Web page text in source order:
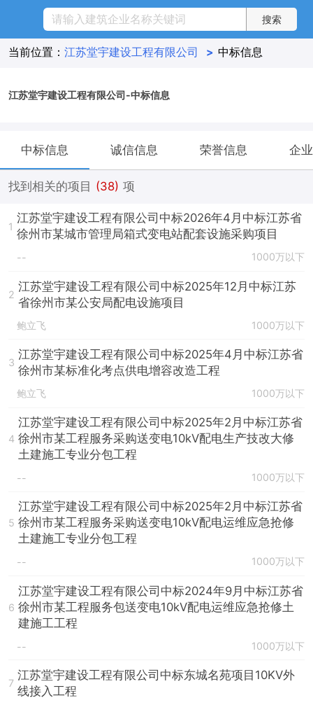
当前位置： 江苏堂宇建设工程有限公司 > 中标信息
江苏堂宇建设工程有限公司-中标信息
中标信息 诚信信息 荣誉信息 企
找到相关的项目 (38) 项
1
江苏堂宇建设工程有限公司中标2026年4月中标江苏省
徐州市某城市管理局箱式变电站配套设施采购项目
-- 1000万以下
2
江苏堂宇建设工程有限公司中标2025年12月中标江苏
省徐州市某公安局配电设施项目
鲍立飞 1000万以下
3
江苏堂宇建设工程有限公司中标2025年4月中标江苏省
徐州市某标准化考点供电增容改造工程
鲍立飞 1000万以下
4
江苏堂宇建设工程有限公司中标2025年2月中标江苏省
徐州市某工程服务采购送变电10kV配电生产技改大修
土建施工专业分包工程
-- 1000万以下
5
江苏堂宇建设工程有限公司中标2025年2月中标江苏省
徐州市某工程服务采购送变电10kV配电运维应急抢修
土建施工专业分包工程
-- 1000万以下
6
江苏堂宇建设工程有限公司中标2024年9月中标江苏省
徐州市某工程服务包送变电10kV配电运维应急抢修土
建施工工程
-- 1000万以下
7
江苏堂宇建设工程有限公司中标东城名苑项目10KV外
线接入工程